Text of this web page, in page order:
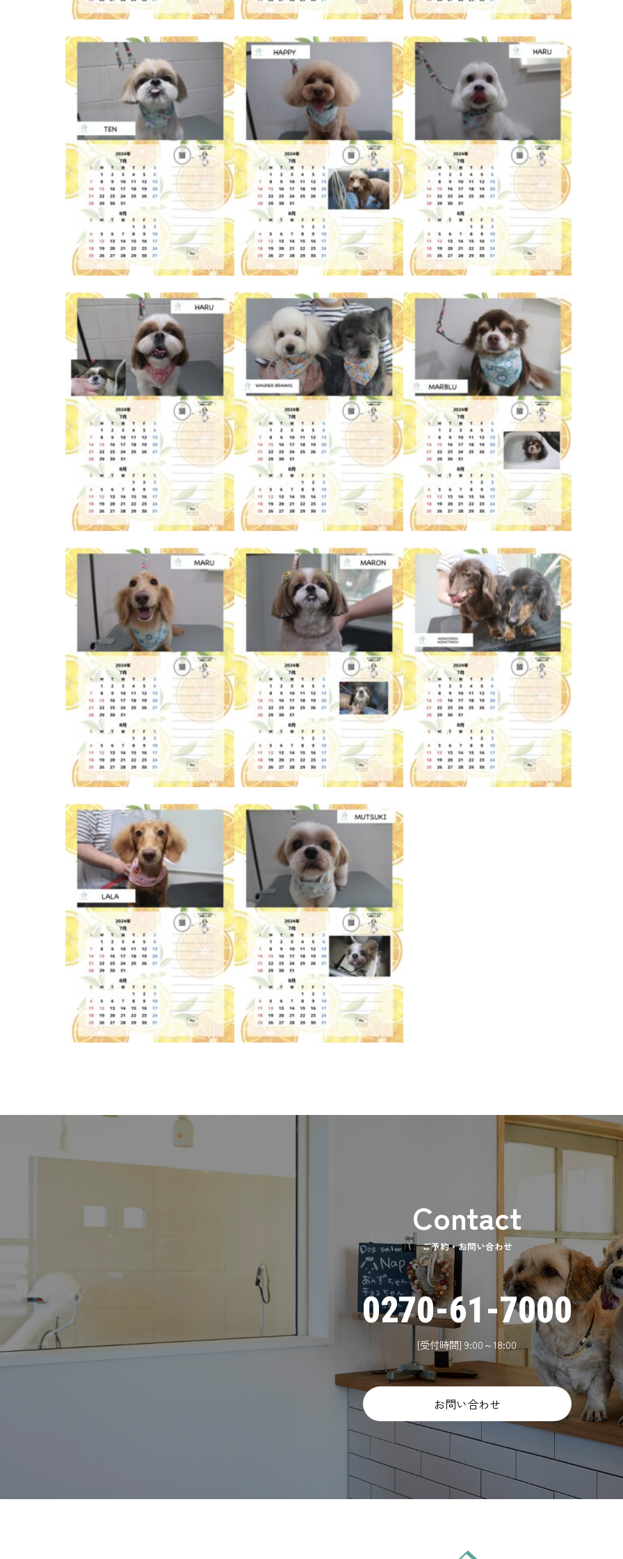
ご予約・お問い合わせ
0270-61-7000
[受付時間] 9:00～18:00
お問い合わせ